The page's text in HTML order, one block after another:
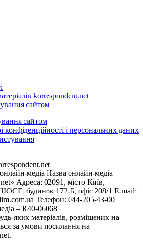
korrespondent.net
сайтом
сайтом
конфіденційності і персональних даних
медіа Назва онлайн-медіа –
Адреса: 02091, місто Київ,
будинок 172-Б, офіс 208/1 E-mail:
Телефон: 044-205-43-00
– R40-06068
яких матеріалів, розміщених на
за умови посилання на